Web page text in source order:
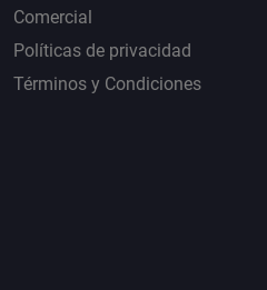
Comercial
Políticas de privacidad
Términos y Condiciones